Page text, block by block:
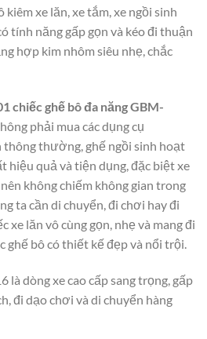
kiêm xe lăn, xe tắm, xe ngồi sinh
tính năng gấp gọn và kéo đi thuận
hợp kim nhôm siêu nhẹ, chắc
chiếc ghế bô đa năng GBM-
phải mua các dụng cụ
thông thường, ghế ngồi sinh hoạt
hiệu quả và tiện dụng, đặc biệt xe
không chiếm không gian trong
ta cần di chuyển, đi chơi hay đi
xe lăn vô cùng gọn, nhẹ và mang đi
ghế bô có thiết kế đẹp và nổi trội.
là dòng xe cao cấp sang trọng, gấp
đi dạo chơi và di chuyển hàng